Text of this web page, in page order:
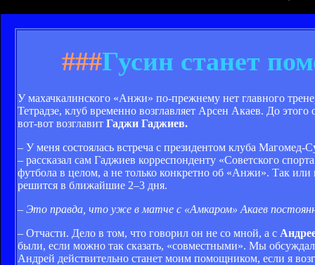
###Гусин станет
У махачкалинского «Анжи» по-прежнему нет главного
Тетрадзе, клуб временно возглавляет Арсен Акаев. До
вот-вот возглавит Гаджи Гаджиев.
– У меня состоялась встреча с президентом клуба
– рассказал сам Гаджиев корреспонденту «Советского
футбола в целом, а не только конкретно об «Анжи». Так
решится в ближайшие 2–3 дня.
– Это правда, что уже в матче с «Амкаром» Акаев
– Отчасти. Дело в том, что говорил он не со мной, а с
были, если можно так сказать, «совместными». Мы
Андрей действительно станет моим помощником, если я